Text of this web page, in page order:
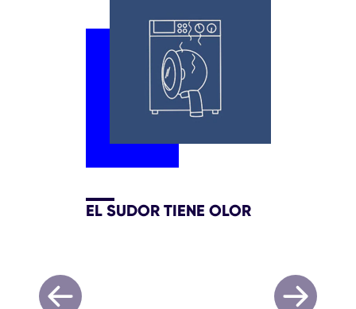
EL SUDOR TIENE OLOR